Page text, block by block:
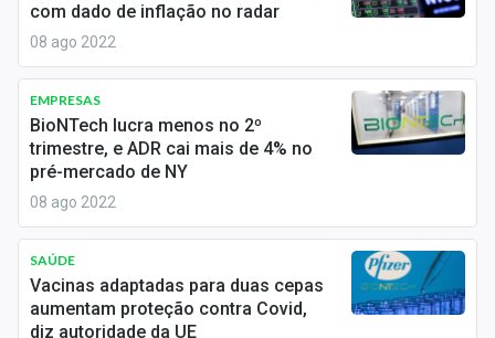
Internacional
Marketing
Tecnologia
Conteúdo de Marca
Sobre
com dado de inflação no radar
08 ago 2022
EMPRESAS
BioNTech lucra menos no 2º
trimestre, e ADR cai mais de 4% no
pré-mercado de NY
08 ago 2022
SAÚDE
Vacinas adaptadas para duas cepas
aumentam proteção contra Covid,
diz autoridade da UE